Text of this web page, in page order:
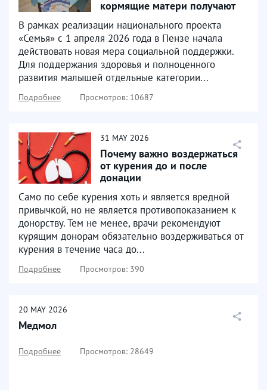
кормящие матери получают
В рамках реализации национального проекта
«Семья» с 1 апреля 2026 года в Пензе начала
действовать новая мера социальной поддержки.
Для поддержания здоровья и полноценного
развития малышей отдельные категории...
Подробнее Просмотров: 10687
31 MAY 2026
Почему важно воздержаться
от курения до и после
донации
Само по себе курения хоть и является вредной
привычкой, но не является противопоказанием к
донорству. Тем не менее, врачи рекомендуют
курящим донорам обязательно воздерживаться от
курения в течение часа до...
Подробнее Просмотров: 390
20 MAY 2026
Медмол
Подробнее Просмотров: 28649